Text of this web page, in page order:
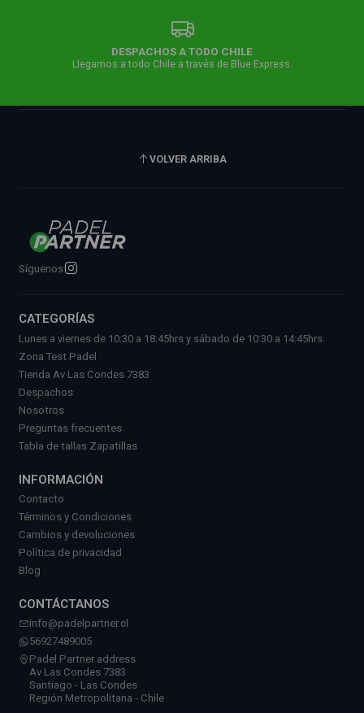
DESPACHOS A TODO CHILE
Llegamos a todo Chile a través de Blue Express.
VOLVER ARRIBA
Síguenos
CATEGORÍAS
Lunes a viernes de 10:30 a 18:45hrs y sábado de 10:30 a 14:45hrs.
Zona Test Padel
Tienda Av Las Condes 7383
Despachos
Nosotros
Preguntas frecuentes
Tabla de tallas Zapatillas
INFORMACIÓN
Contacto
Términos y Condiciones
Cambios y devoluciones
Política de privacidad
Blog
CONTÁCTANOS
info@padelpartner.cl
56927489005
Padel Partner address
Av Las Condes 7383
Santiago - Las Condes
Región Metropolitana - Chile